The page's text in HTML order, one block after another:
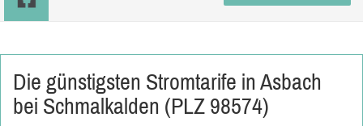
Die günstigsten Stromtarife in Asbach
bei Schmalkalden (PLZ 98574)